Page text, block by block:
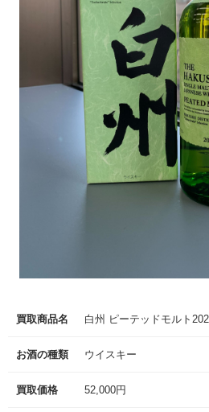
買取商品名 白州 ピーテッドモルト
お酒の種類 ウイスキー
買取価格 52,000円